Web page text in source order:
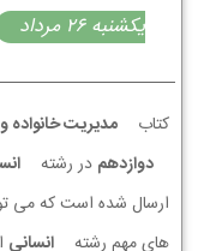
يكشنبه 26 مرداد
کتاب مدیریت
دوازدهم در رشته
ارسال شده است که می
های مهم رشته
انسانی